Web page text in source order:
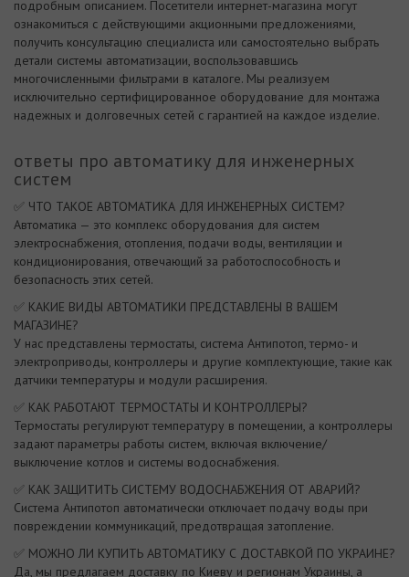
подробным описанием. Посетители интернет-магазина могут
ознакомиться с действующими акционными предложениями,
получить консультацию специалиста или самостоятельно выбрать
детали системы автоматизации, воспользовавшись
многочисленными фильтрами в каталоге. Мы реализуем
исключительно сертифицированное оборудование для монтажа
надежных и долговечных сетей с гарантией на каждое изделие.
ответы про автоматику для инженерных
систем
✅ ЧТО ТАКОЕ АВТОМАТИКА ДЛЯ ИНЖЕНЕРНЫХ СИСТЕМ?
Автоматика — это комплекс оборудования для систем
электроснабжения, отопления, подачи воды, вентиляции и
кондиционирования, отвечающий за работоспособность и
безопасность этих сетей.
✅ КАКИЕ ВИДЫ АВТОМАТИКИ ПРЕДСТАВЛЕНЫ В ВАШЕМ
МАГАЗИНЕ?
У нас представлены термостаты, система Антипотоп, термо- и
электроприводы, контроллеры и другие комплектующие, такие как
датчики температуры и модули расширения.
✅ КАК РАБОТАЮТ ТЕРМОСТАТЫ И КОНТРОЛЛЕРЫ?
Термостаты регулируют температуру в помещении, а контроллеры
задают параметры работы систем, включая включение/
выключение котлов и системы водоснабжения.
✅ КАК ЗАЩИТИТЬ СИСТЕМУ ВОДОСНАБЖЕНИЯ ОТ АВАРИЙ?
Система Антипотоп автоматически отключает подачу воды при
повреждении коммуникаций, предотвращая затопление.
✅ МОЖНО ЛИ КУПИТЬ АВТОМАТИКУ С ДОСТАВКОЙ ПО УКРАИНЕ?
Да, мы предлагаем доставку по Киеву и регионам Украины, а